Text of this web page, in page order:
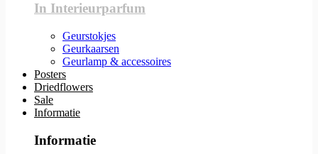
In Interieurparfum
Geurstokjes
Geurkaarsen
Geurlamp & accessoires
Posters
Driedflowers
Sale
Informatie
Informatie